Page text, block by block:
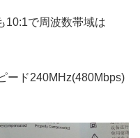
10:1で周波数帯域は
ード240MHz(480Mbps)